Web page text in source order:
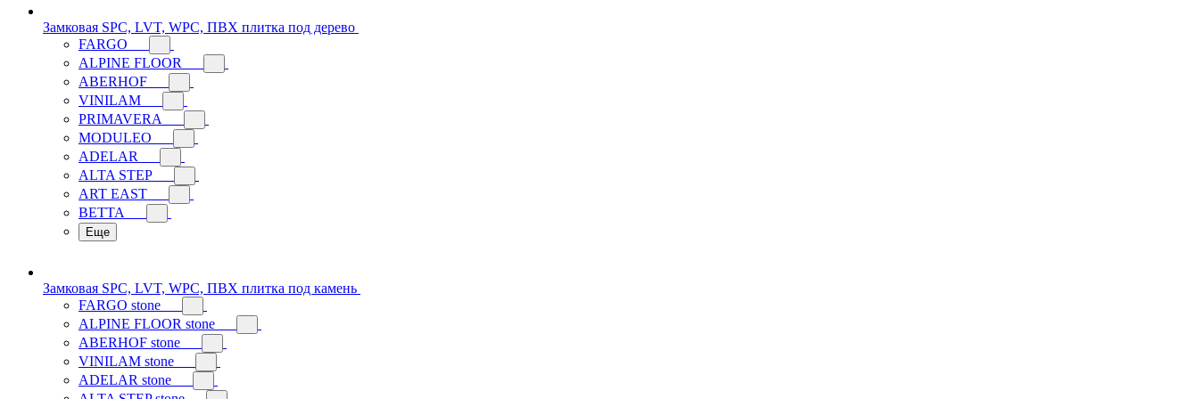
Замковая SPC, LVT, WPC, ПВХ плитка под дерево
FARGO
ALPINE FLOOR
ABERHOF
VINILAM
PRIMAVERA
MODULEO
ADELAR
ALTA STEP
ART EAST
BETTA
Еще
Замковая SPC, LVT, WPC, ПВХ плитка под камень
FARGO stone
ALPINE FLOOR stone
ABERHOF stone
VINILAM stone
ADELAR stone